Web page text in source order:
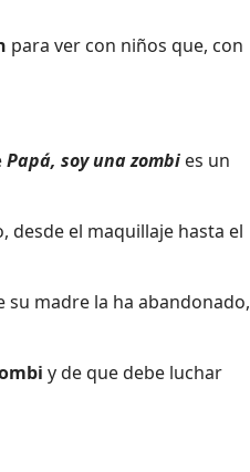
para ver con niños que, con
Papá, soy una zombi es un
desde el maquillaje hasta el
su madre la ha abandonado,
y de que debe luchar